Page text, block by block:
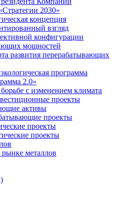
2030»
концепция
взгляд
конфигурации
мощностей
развития перерабатывающих
программа
2.0»
с изменением климата
проекты
активы
проекты
проекты
проекты
металлов